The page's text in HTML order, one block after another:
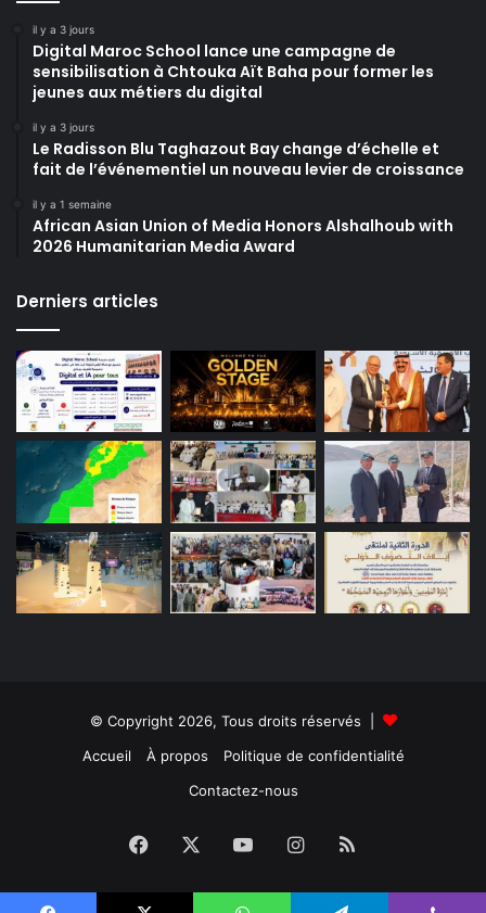
il y a 3 jours
Digital Maroc School lance une campagne de
sensibilisation à Chtouka Aït Baha pour former les
jeunes aux métiers du digital
il y a 3 jours
Le Radisson Blu Taghazout Bay change d’échelle et
fait de l’événementiel un nouveau levier de croissance
il y a 1 semaine
African Asian Union of Media Honors Alshalhoub with
2026 Humanitarian Media Award
Derniers articles
© Copyright 2026, Tous droits réservés |
Accueil
À propos
Politique de confidentialité
Contactez-nous
Facebook YouTubeInstagram